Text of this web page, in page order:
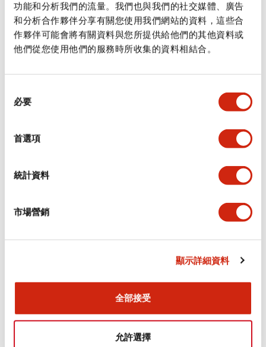
功能和分析我們的流量。我們也與我們的社交媒體、廣告
和分析合作夥伴分享有關您使用我們網站的資料，這些合
作夥伴可能會將有關資料與您所提供給他們的其他資料或
他們從您使用他們的服務時所收集的資料相結合。
必要
首選項
統計資料
市場營銷
顯示詳細資料
全部接受
允許選擇
規格 顯示全部
審美規範
安裝和安裝規範
認證與標準
Flush Silhouette LW系列 控制元件 (英文版)